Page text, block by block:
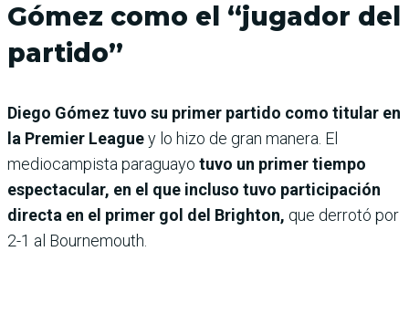
Gómez como el “jugador del
partido”
Diego Gómez tuvo su primer partido como titular en
la Premier Leaguey lo hizo de gran manera. El
mediocampista paraguayo tuvo un primer tiempo
espectacular, en el que incluso tuvo participación
directa en el primer gol del Brighton, que derrotó por
2-1 al Bournemouth.